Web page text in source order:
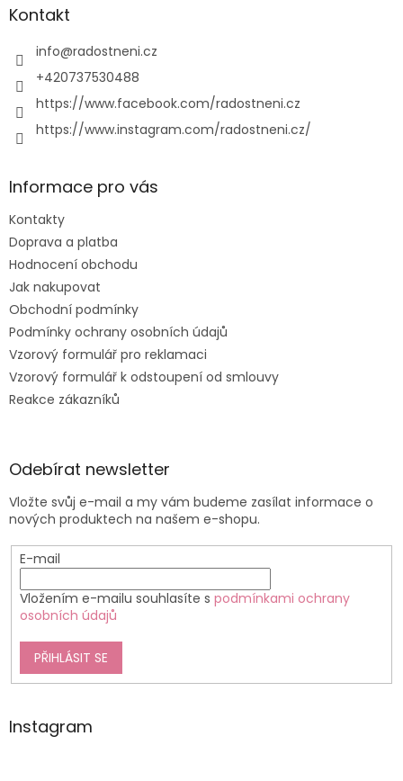
aKontakt
info@radostneni.cz
+420737530488
https://www.facebook.com/radostneni.cz
https://www.instagram.com/radostneni.cz/
Informace pro vás
Kontakty
Doprava a platba
Hodnocení obchodu
Jak nakupovat
Obchodní podmínky
Podmínky ochrany osobních údajů
Vzorový formulář pro reklamaci
Vzorový formulář k odstoupení od smlouvy
Reakce zákazníků
Odebírat newsletter
Vložte svůj e-mail a my vám budeme zasílat informace o
nových produktech na našem e-shopu.
E-mail
Vložením e-mailu souhlasíte s podmínkami ochrany
osobních údajů
PŘIHLÁSIT SE
Instagram